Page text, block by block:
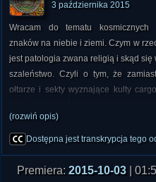
powiedzieć, że UFO jednak istnieje?
UFO?
Ostatnio Edward Snowden
nadają. Tymczasem w projekcie
3 października 2015
Wracam do tematu kosmicznych
znaków na niebie i ziemi. Czym w
jest patologia zwana religią i skąd się
szaleństwo. Czyli o tym, że
ołtarze i sekty wyznające kulty
czym polega jego istota i jaka
zakodowana?
(rozwiń opis)
Dostępna jest transkrypcja tego
Premiera: 2015-10-03 |